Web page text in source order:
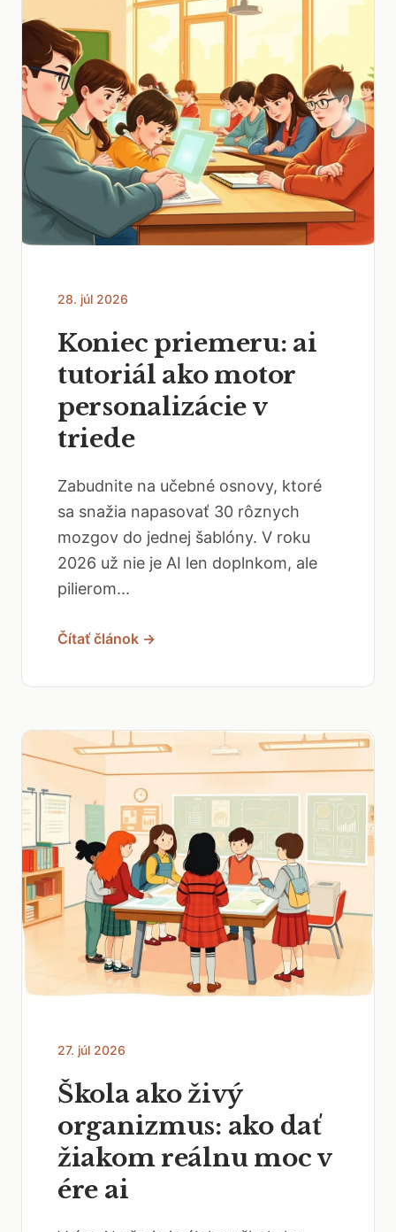
28. júl 2026
Koniec priemeru: ai
tutoriál ako motor
personalizácie v
triede
Zabudnite na učebné osnovy, ktoré
sa snažia napasovať 30 rôznych
mozgov do jednej šablóny. V roku
2026 už nie je AI len doplnkom, ale
pilierom...
Čítať článok →
27. júl 2026
Škola ako živý
organizmus: ako dať
žiakom reálnu moc v
ére ai